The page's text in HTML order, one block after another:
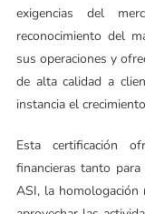
exigencias del
reconocimiento del
sus operaciones y
de alta calidad a
instancia el
Esta certificación
financieras tanto
ASI, la